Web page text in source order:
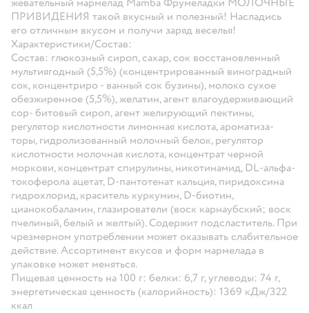
ПРИВИДЕНИЯ такой вкусный и полезный! Насладись
его отличным вкусом и получи заряд веселья!
Характеристики/Состав:
Состав: глюкозный сироп, сахар, сок восстановленный
мультиягодный (5,5%) (концентрированный виноградный
сок, концентриро - ванный сок бузины), молоко сухое
обезжиренное (5,5%), желатин, агент влагоудерживающий
сор- битовый сироп, агент желирующий пектины,
регулятор кислотности лимонная кислота, ароматиза-
торы, гидролизованный молочный белок, регулятор
кислотности молочная кислота, концентрат черной
моркови, концентрат спирулины, никотинамид, DL-альфа-
токоферола ацетат, D-пантотенат кальция, пиридоксина
гидрохлорид, краситель куркумин, D-биотин,
цианокобаламин, глазирователи (воск карнаубский; воск
пчелиный, белый и желтый). Содержит подсластитель. При
чрезмерном употреблении может оказывать слабительное
действие. Ассортимент вкусов и форм мармелада в
упаковке может меняться.
Пищевая ценность на 100 г: белки: 6,7 г, углеводы: 74 г,
энергетическая ценность (калорийность): 1369 кДж/322
ккал